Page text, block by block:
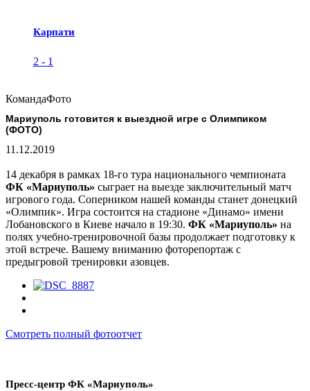
Карпати
2 - 1
КомандаФото
Мариуполь готовится к выездной игре с Олимпиком
(ФОТО)
11.12.2019
14 декабря в рамках 18-го тура национального чемпионата
ФК «Мариуполь» сыграет на выезде заключительный матч
игрового года. Соперником нашей команды станет донецкий
«Олимпик». Игра состоится на стадионе «Динамо» имени
Лобановского в Киеве начало в 19:30. ФК «Мариуполь» на
полях учебно-тренировочной базы продолжает подготовку к
этой встрече. Вашему вниманию фоторепортаж с
предыгровой тренировки азовцев.
Смотреть полный фотоотчет
Пресс-центр ФК «Мариуполь»